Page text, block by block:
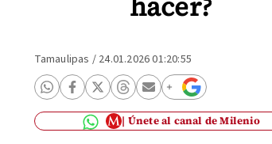
Tamaulipas / 24.01.2026 01:20:55
Únete al canal de Milenio